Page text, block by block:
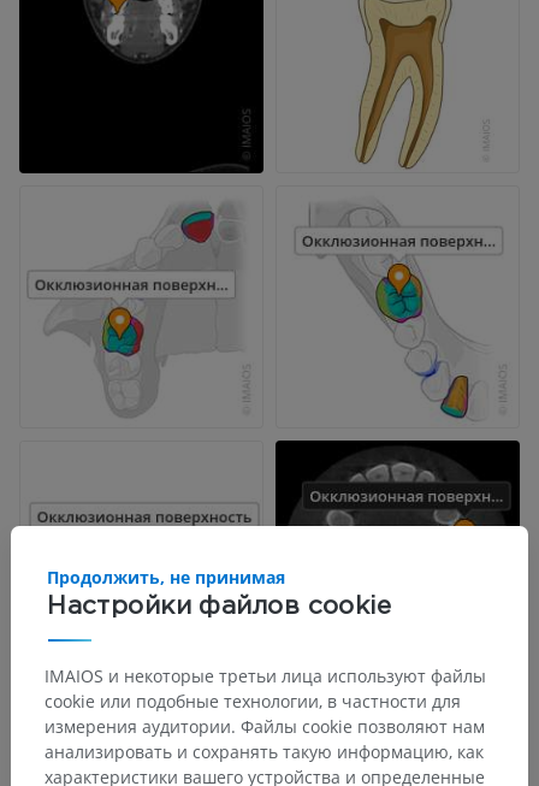
Настройки файлов cookie
Продолжить, не принимая
IMAIOS и некоторые третьи лица используют файлы
cookie или подобные технологии, в частности для
измерения аудитории. Файлы cookie позволяют нам
анализировать и сохранять такую информацию, как
характеристики вашего устройства и определенные